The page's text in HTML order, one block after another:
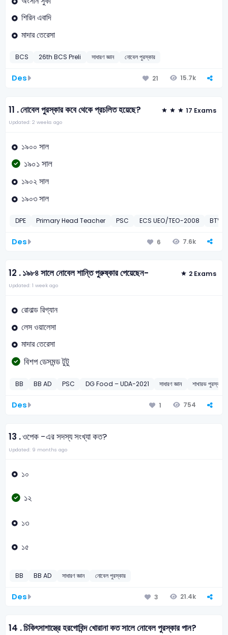
শিরিন এবাদি
মাদার তেরেসা
BCS 26th BCS Preli সাধারণ জ্ঞান নোবেল পুরস্কার
Des 21 15.7k
11 .নোবেল পুরস্কার কবে থেকে প্রচলিত হয়েছে? 17 Exams
Updated: 2 weeks ago
১৯০০ সাল
১৯০১ সাল
১৯০২ সাল
১৯০৩ সাল
DPE Primary Head Teacher PSC ECS UEO/TEO-2008 BTV
Des 6 7.6k
12 .১৯৮৪ সালে নোবেল শান্তি পুরুষ্কার পেয়েছেন- 2 Exams
Updated: 1 week ago
রোনাল্ড রিগ্যান
লেস ওয়ালেসা
মাদার তেরেসা
বিশপ ডেসমন্ড টুটু
BB BB AD PSC DG Food – UDA-2021 সাধারণ জ্ঞান শাখারভ পুরস্কার
Des 1 754
13 .ওপেক -এর সদস্য সংখ্যা কত?
Updated: 9 months ago
১০
১২
১৩
১৫
BB BB AD সাধারণ জ্ঞান নোবেল পুরস্কার
Des 3 21.4k
14 .চিকিৎসাশাস্ত্রে হরগোবিন্দ খোরানা কত সালে নোবেল পুরস্কার পান?